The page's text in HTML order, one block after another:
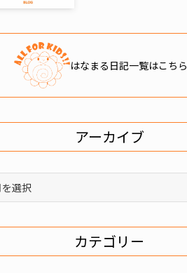
はなまる日記一覧はこちら
アーカイブ
カテゴリー